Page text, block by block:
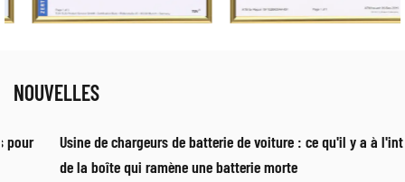
NOUVELLES
Usine de chargeurs de batterie de voiture : ce qu'il y a à l'intérieur
de la boîte qui ramène une batterie morte